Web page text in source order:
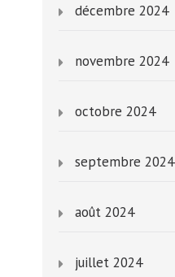
décembre 2024
novembre 2024
octobre 2024
septembre 2024
août 2024
juillet 2024